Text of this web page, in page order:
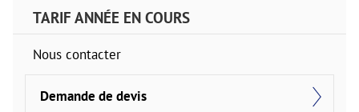
TARIF ANNÉE EN COURS
Nous contacter
Demande de devis